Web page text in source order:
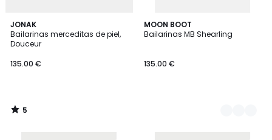
JONAK
Bailarinas merceditas de piel,
Douceur
135.00 €
5
/
5
5
/
MOON BOOT
Bailarinas MB Shearling
135.00 €
2
Colores